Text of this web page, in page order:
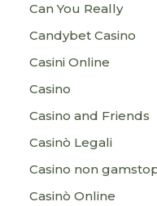
Can You Really
Candybet Casino
Casini Online
Casino
Casino and Friends
Casinò Legali
Casino non
Casinò Online